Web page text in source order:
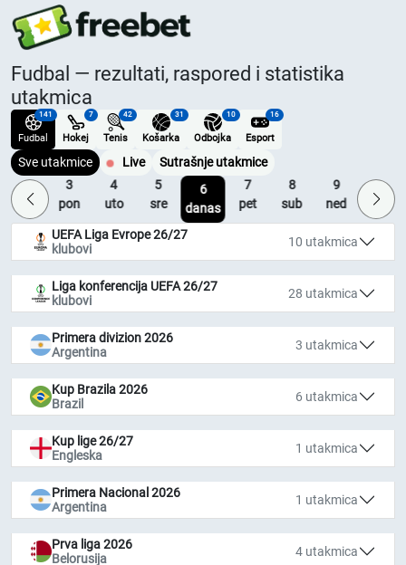
Fudbal — rezultati, raspored i statistika
utakmica
141
Fudbal
7
Hokej
42
Tenis
31
Košarka
10
Odbojka
16
Esport
Sve utakmice Live
Sutrašnje utakmice
2
ned
3
pon
4
uto
5
sre
6
danas
7
pet
8
sub
9
ned
10
pon
UEFA Liga Evrope 26/27
klubovi
10 utakmica
Liga konferencija UEFA 26/27
klubovi
28 utakmica
Primera divizion 2026
Argentina
3 utakmica
Kup Brazila 2026
Brazil
6 utakmica
Kup lige 26/27
Engleska
1 utakmica
Primera Nacional 2026
Argentina
1 utakmica
Prva liga 2026
Belorusija
4 utakmica